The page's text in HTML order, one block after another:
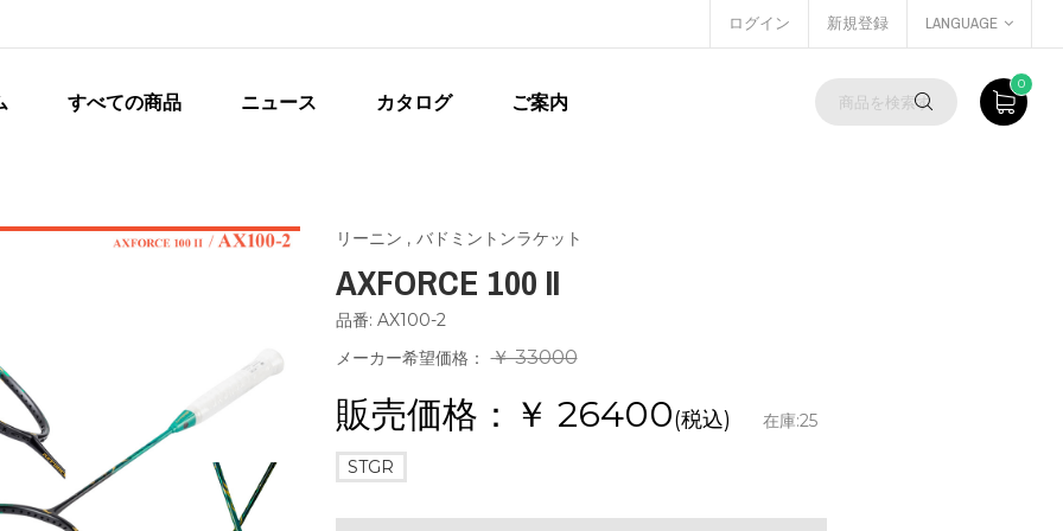
ログイン 新規登録 LANGUAGE
すべての商品 ニュース カタログ ご案内
0
リーニン , バドミントンラケット
AXFORCE 100 II
品番: AX100-2
メーカー希望価格： ￥ 33000
販売価格：￥ 26400(税込) 在庫:25
STGR